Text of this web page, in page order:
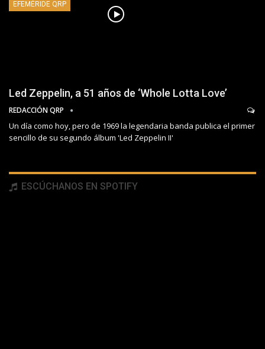
EFEMÉRIDE QRP
Led Zeppelin, a 51 años de ‘Whole Lotta Love’
REDACCIÓN QRP
Un día como hoy, pero de 1969 la legendaria banda publica el primer
sencillo de su segundo álbum 'Led Zeppelin II'
ESCÚCHANOS EN SPOTIFY